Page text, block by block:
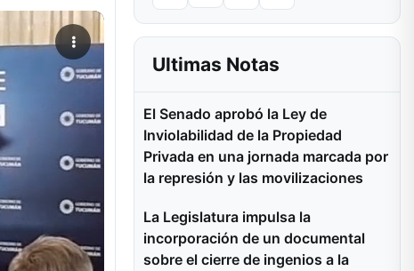
Ultimas Notas
El Senado aprobó la Ley de
Inviolabilidad de la Propiedad
Privada en una jornada marcada por
la represión y las movilizaciones
La Legislatura impulsa la
incorporación de un documental
sobre el cierre de ingenios a la